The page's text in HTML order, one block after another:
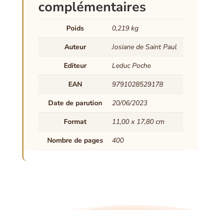
complémentaires
Poids
0,219 kg
Auteur
Josiane de Saint Paul
Editeur
Leduc Poche
EAN
9791028529178
Date de parution
20/06/2023
Format
11,00 x 17,80 cm
Nombre de pages
400